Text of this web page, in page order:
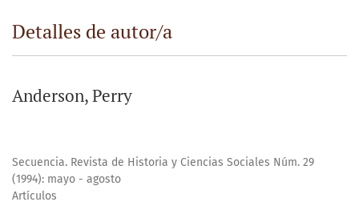
Detalles de autor/a
Anderson, Perry
Secuencia. Revista de Historia y Ciencias Sociales Núm. 29
(1994): mayo - agosto
Artículos